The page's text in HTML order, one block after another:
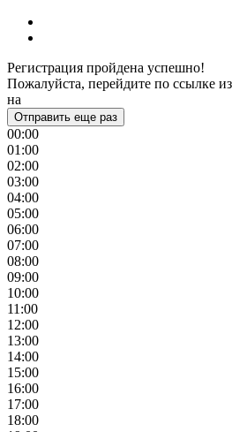
Регистрация пройдена успешно!
Пожалуйста, перейдите по ссылке
на
Отправить еще раз
00:00
01:00
02:00
03:00
04:00
05:00
06:00
07:00
08:00
09:00
10:00
11:00
12:00
13:00
14:00
15:00
16:00
17:00
18:00